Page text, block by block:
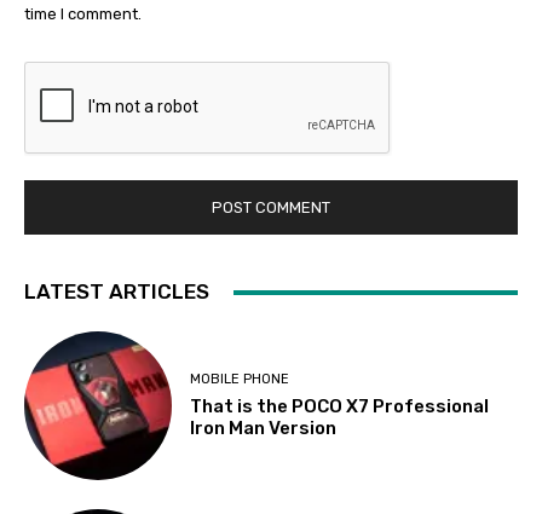
time I comment.
LATEST ARTICLES
MOBILE PHONE
That is the POCO X7 Professional
Iron Man Version